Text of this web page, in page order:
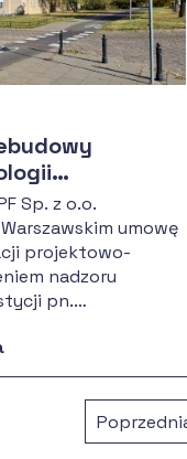
Sp. z o.o.
umowę
projektowo-
nadzoru
pn.
objętej